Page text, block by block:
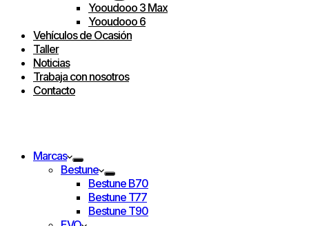
Yooudooo 3 Max
Yooudooo 6
Vehículos de Ocasión
Taller
Noticias
Trabaja con nosotros
Contacto
Marcas
Bestune
Bestune B70
Bestune T77
Bestune T90